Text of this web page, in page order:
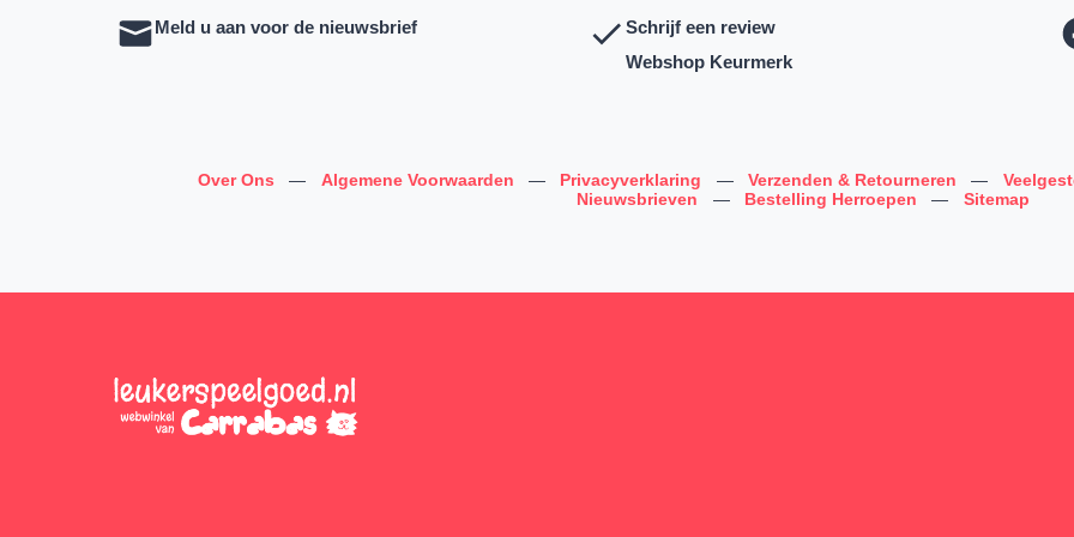
Meld u aan voor de nieuwsbrief
Schrijf een review
Webshop Keurmerk
Over Ons — Algemene Voorwaarden — Privacyverklaring — Verzenden & Retourneren —
Nieuwsbrieven
— Bestelling Herroepen — Sitemap